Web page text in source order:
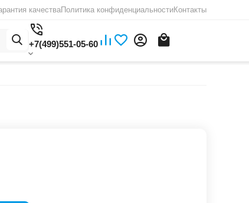
качестваПолитика конфиденциальностиКонтакты
+7(499)551-05-60